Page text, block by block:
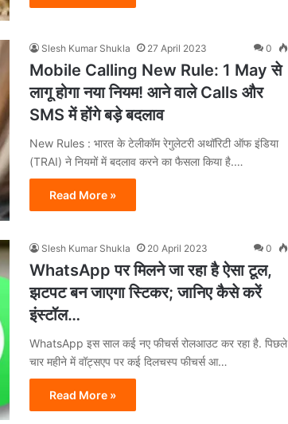
Slesh Kumar Shukla 27 April 2023 0
Mobile Calling New Rule: 1 May से
लागू होगा नया नियम! आने वाले Calls और
SMS में होंगे बड़े बदलाव
New Rules : भारत के टेलीकॉम रेगुलेटरी अथॉरिटी ऑफ इंडिया
(TRAI) ने नियमों में बदलाव करने का फैसला किया है.…
Read More »
Slesh Kumar Shukla 20 April 2023 0
WhatsApp पर मिलने जा रहा है ऐसा टूल,
झटपट बन जाएगा स्टिकर; जानिए कैसे करें
इंस्टॉल…
WhatsApp इस साल कई नए फीचर्स रोलआउट कर रहा है. पिछले
चार महीने में वॉट्सएप पर कई दिलचस्प फीचर्स आ…
Read More »